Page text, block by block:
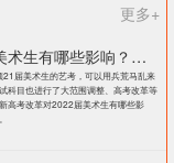
更多+
新高考改革对2022届美术生有哪些影响？北京画室刘老师来和大家说说
届美术生的艺考，可以用兵荒马乱来
科目也进行了大范围调整、高考改革等
高考改革对2022届美术生有哪些影